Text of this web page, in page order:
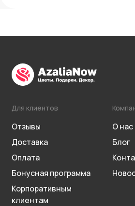
Для клиентов
Отзывы
Доставка
Оплата
Бонусная программа
Корпоративным
клиентам
О нас
Блог